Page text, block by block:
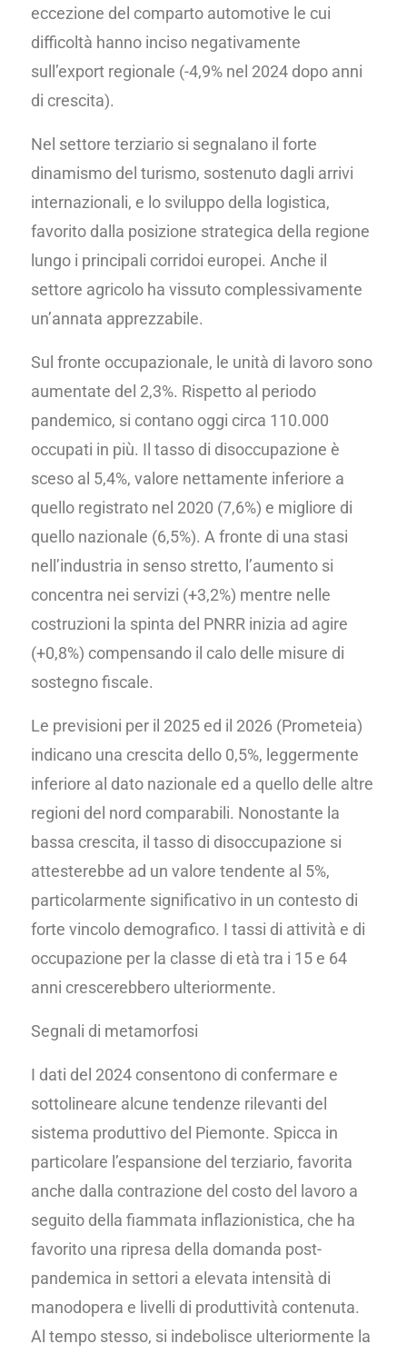
eccezione del comparto automotive le cui
difficoltà hanno inciso negativamente
sull’export regionale (-4,9% nel 2024 dopo anni
di crescita).
Nel settore terziario si segnalano il forte
dinamismo del turismo, sostenuto dagli arrivi
internazionali, e lo sviluppo della logistica,
favorito dalla posizione strategica della regione
lungo i principali corridoi europei. Anche il
settore agricolo ha vissuto complessivamente
un’annata apprezzabile.
Sul fronte occupazionale, le unità di lavoro sono
aumentate del 2,3%. Rispetto al periodo
pandemico, si contano oggi circa 110.000
occupati in più. Il tasso di disoccupazione è
sceso al 5,4%, valore nettamente inferiore a
quello registrato nel 2020 (7,6%) e migliore di
quello nazionale (6,5%). A fronte di una stasi
nell’industria in senso stretto, l’aumento si
concentra nei servizi (+3,2%) mentre nelle
costruzioni la spinta del PNRR inizia ad agire
(+0,8%) compensando il calo delle misure di
sostegno fiscale.
Le previsioni per il 2025 ed il 2026 (Prometeia)
indicano una crescita dello 0,5%, leggermente
inferiore al dato nazionale ed a quello delle altre
regioni del nord comparabili. Nonostante la
bassa crescita, il tasso di disoccupazione si
attesterebbe ad un valore tendente al 5%,
particolarmente significativo in un contesto di
forte vincolo demografico. I tassi di attività e di
occupazione per la classe di età tra i 15 e 64
anni crescerebbero ulteriormente.
Segnali di metamorfosi
I dati del 2024 consentono di confermare e
sottolineare alcune tendenze rilevanti del
sistema produttivo del Piemonte. Spicca in
particolare l’espansione del terziario, favorita
anche dalla contrazione del costo del lavoro a
seguito della fiammata inflazionistica, che ha
favorito una ripresa della domanda post-
pandemica in settori a elevata intensità di
manodopera e livelli di produttività contenuta.
Al tempo stesso, si indebolisce ulteriormente la